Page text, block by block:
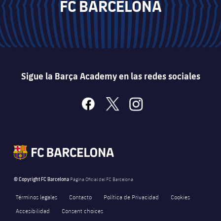
FC BARCELONA
Sigue la Barça Academy en las redes sociales
facebook
x instagram
© Copyright FC Barcelona Página Oficial del FC Barcelona
Términos legales Contacto Política de Privacidad
Cookies
Accesibilidad
Consent choices